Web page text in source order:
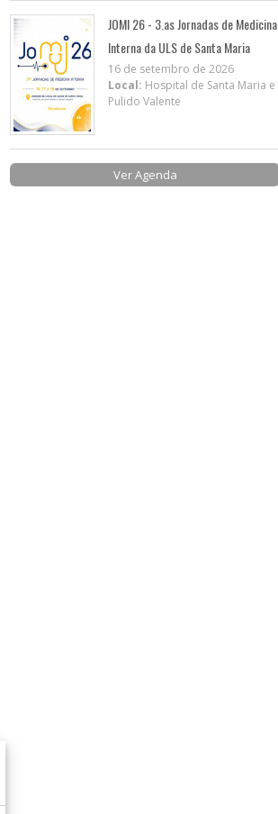
JOMI 26 - 3.as Jornadas de Medicina
Interna da ULS de Santa Maria
16 de setembro de 2026
Local: Hospital de Santa Maria e
Pulido Valente
Ver Agenda